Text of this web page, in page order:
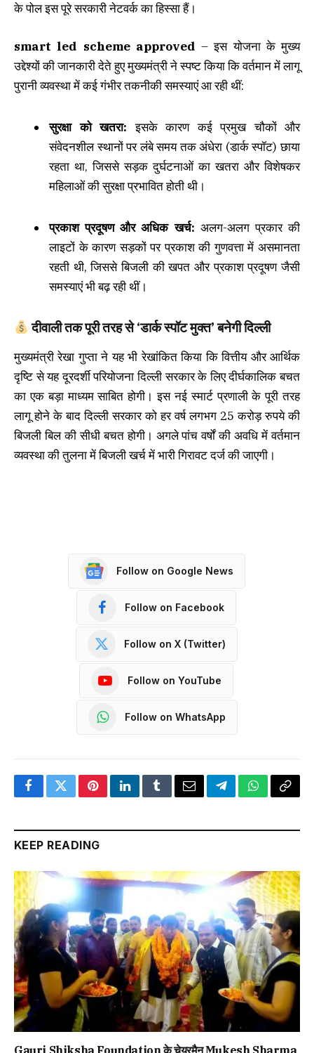
के पोल इस पूरे सरकारी नेटवर्क का हिस्सा हैं।
smart led scheme approved – इस योजना के मुख्य
उद्देश्यों की जानकारी देते हुए मुख्यमंत्री ने स्पष्ट किया कि वर्तमान में लागू
पुरानी व्यवस्था में कई गंभीर तकनीकी समस्याएं आ रही थीं:
सुरक्षा को खतरा: इसके कारण कई प्रमुख चौकों और
संवेदनशील स्थानों पर लंबे समय तक अंधेरा (डार्क स्पॉट) छाया
रहता था, जिससे सड़क दुर्घटनाओं का खतरा और विशेषकर
महिलाओं की सुरक्षा प्रभावित होती थी।
प्रकाश प्रदूषण और अधिक खर्च: अलग-अलग प्रकार की
लाइटों के कारण सड़कों पर प्रकाश की गुणवत्ता में असमानता
रहती थी, जिससे बिजली की खपत और प्रकाश प्रदूषण जैसी
समस्याएं भी बढ़ रही थीं।
दीवाली तक पूरी तरह से ‘डार्क स्पॉट मुक्त’ बनेगी दिल्ली
मुख्यमंत्री रेखा गुप्ता ने यह भी रेखांकित किया कि वित्तीय और आर्थिक
दृष्टि से यह दूरदर्शी परियोजना दिल्ली सरकार के लिए दीर्घकालिक बचत
का एक बड़ा माध्यम साबित होगी। इस नई स्मार्ट प्रणाली के पूरी तरह
लागू होने के बाद दिल्ली सरकार को हर वर्ष लगभग 25 करोड़ रुपये की
बिजली बिल की सीधी बचत होगी। अगले पांच वर्षों की अवधि में वर्तमान
व्यवस्था की तुलना में बिजली खर्च में भारी गिरावट दर्ज की जाएगी।
Follow on Google News
Follow on Facebook
Follow on X (Twitter)
Follow on YouTube
Follow on WhatsApp
FacebookTwitterPinterestLinkedInTumblrEmailTelegramWhatsApp
Copy
KEEP READING